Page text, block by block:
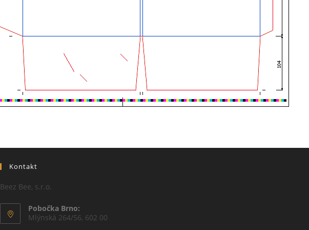
Kontakt
Beez Bee, s.r.o.
Pobočka Brno:
Mlýnská 264/56, 602 00